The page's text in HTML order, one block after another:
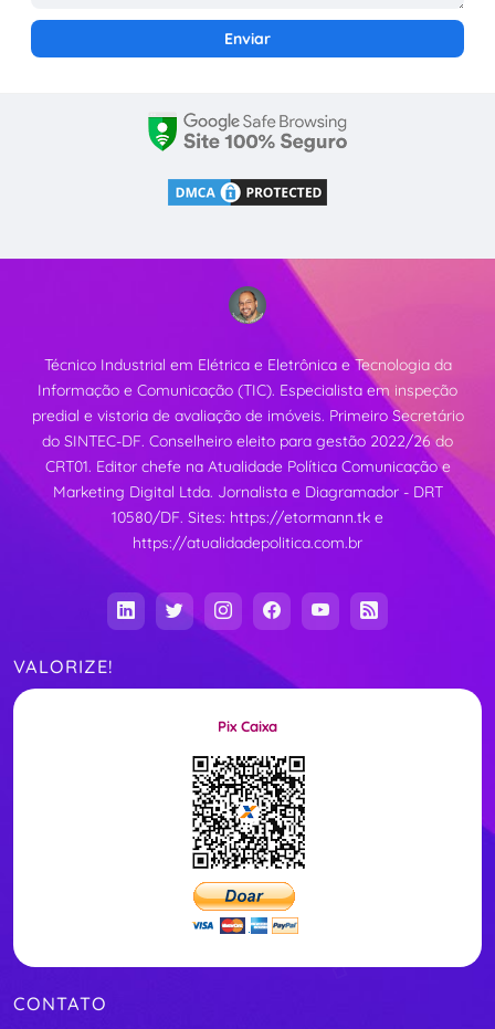
Técnico Industrial em Elétrica e Eletrônica e Tecnologia da
Informação e Comunicação (TIC). Especialista em inspeção
predial e vistoria de avaliação de imóveis. Primeiro Secretário
do SINTEC-DF. Conselheiro eleito para gestão 2022/26 do
CRT01. Editor chefe na Atualidade Política Comunicação e
Marketing Digital Ltda. Jornalista e Diagramador - DRT
10580/DF. Sites: https://etormann.tk e
https://atualidadepolitica.com.br
VALORIZE!
Pix Caixa
CONTATO